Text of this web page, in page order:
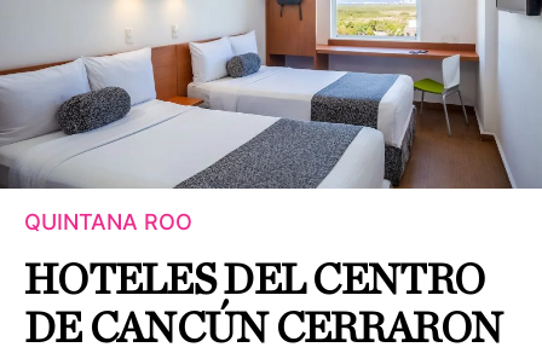
QUINTANA ROO
HOTELES DEL CENTRO
DE CANCÚN CERRARON